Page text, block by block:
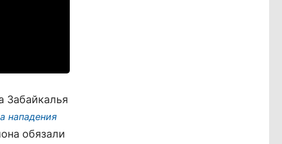
Забайкалья
нападения
обязали